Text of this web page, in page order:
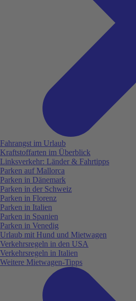
Fahrangst im Urlaub
Kraftstoffarten im Überblick
Linksverkehr: Länder & Fahrtipps
Parken auf Mallorca
Parken in Dänemark
Parken in der Schweiz
Parken in Florenz
Parken in Italien
Parken in Spanien
Parken in Venedig
Urlaub mit Hund und Mietwagen
Verkehrsregeln in den USA
Verkehrsregeln in Italien
Weitere Mietwagen-Tipps